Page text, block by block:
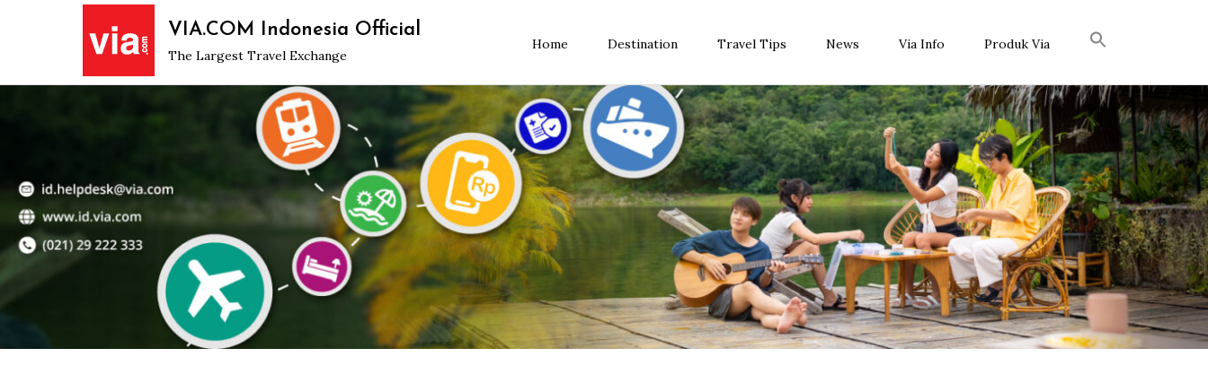
VIA.COM Indonesia Official
The Largest Travel Exchange
Home Destination Travel Tips News Via Info Produk Via